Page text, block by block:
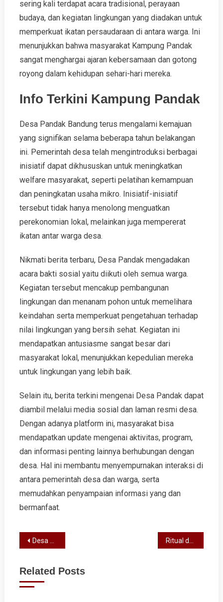
sering kali terdapat acara tradisional, perayaan
budaya, dan kegiatan lingkungan yang diadakan untuk
memperkuat ikatan persaudaraan di antara warga. Ini
menunjukkan bahwa masyarakat Kampung Pandak
sangat menghargai ajaran kebersamaan dan gotong
royong dalam kehidupan sehari-hari mereka.
Info Terkini Kampung Pandak
Desa Pandak Bandung terus mengalami kemajuan
yang signifikan selama beberapa tahun belakangan
ini. Pemerintah desa telah mengintroduksi berbagai
inisiatif dapat dikhususkan untuk meningkatkan
welfare masyarakat, seperti pelatihan kemampuan
dan peningkatan usaha mikro. Inisiatif-inisiatif
tersebut tidak hanya menolong menguatkan
perekonomian lokal, melainkan juga mempererat
ikatan antar warga desa.
Nikmati berita terbaru, Desa Pandak mengadakan
acara bakti sosial yaitu diikuti oleh semua warga.
Kegiatan tersebut mencakup pembangunan
lingkungan dan menanam pohon untuk memelihara
keindahan serta memperkuat pengetahuan terhadap
nilai lingkungan yang bersih sehat. Kegiatan ini
mendapatkan antusiasme sangat besar dari
masyarakat lokal, menunjukkan kepedulian mereka
untuk lingkungan yang lebih baik.
Selain itu, berita terkini mengenai Desa Pandak dapat
diambil melalui media sosial dan laman resmi desa.
Dengan adanya platform ini, masyarakat bisa
mendapatkan update mengenai aktivitas, program,
dan informasi penting lainnya berhubungan dengan
desa. Hal ini membantu menyempurnakan interaksi di
antara pemerintah desa dan warga, serta
memudahkan penyampaian informasi yang dan
bermanfaat.
Post
Desa Kediri: Tradisi dan Culture yang Masih Dilestarikan
Related Posts